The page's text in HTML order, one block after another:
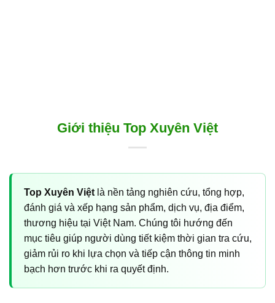
Giới thiệu Top Xuyên Việt
Top Xuyên Việt là nền tảng nghiên cứu, tổng hợp,
đánh giá và xếp hạng sản phẩm, dịch vụ, địa điểm,
thương hiệu tại Việt Nam. Chúng tôi hướng đến
mục tiêu giúp người dùng tiết kiệm thời gian tra cứu,
giảm rủi ro khi lựa chọn và tiếp cận thông tin minh
bạch hơn trước khi ra quyết định.